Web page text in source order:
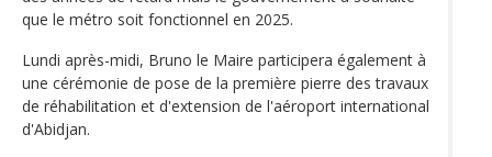
que le métro soit fonctionnel en 2025.
Lundi après-midi, Bruno le Maire participera également à
une cérémonie de pose de la première pierre des travaux
de réhabilitation et d'extension de l'aéroport international
d'Abidjan.